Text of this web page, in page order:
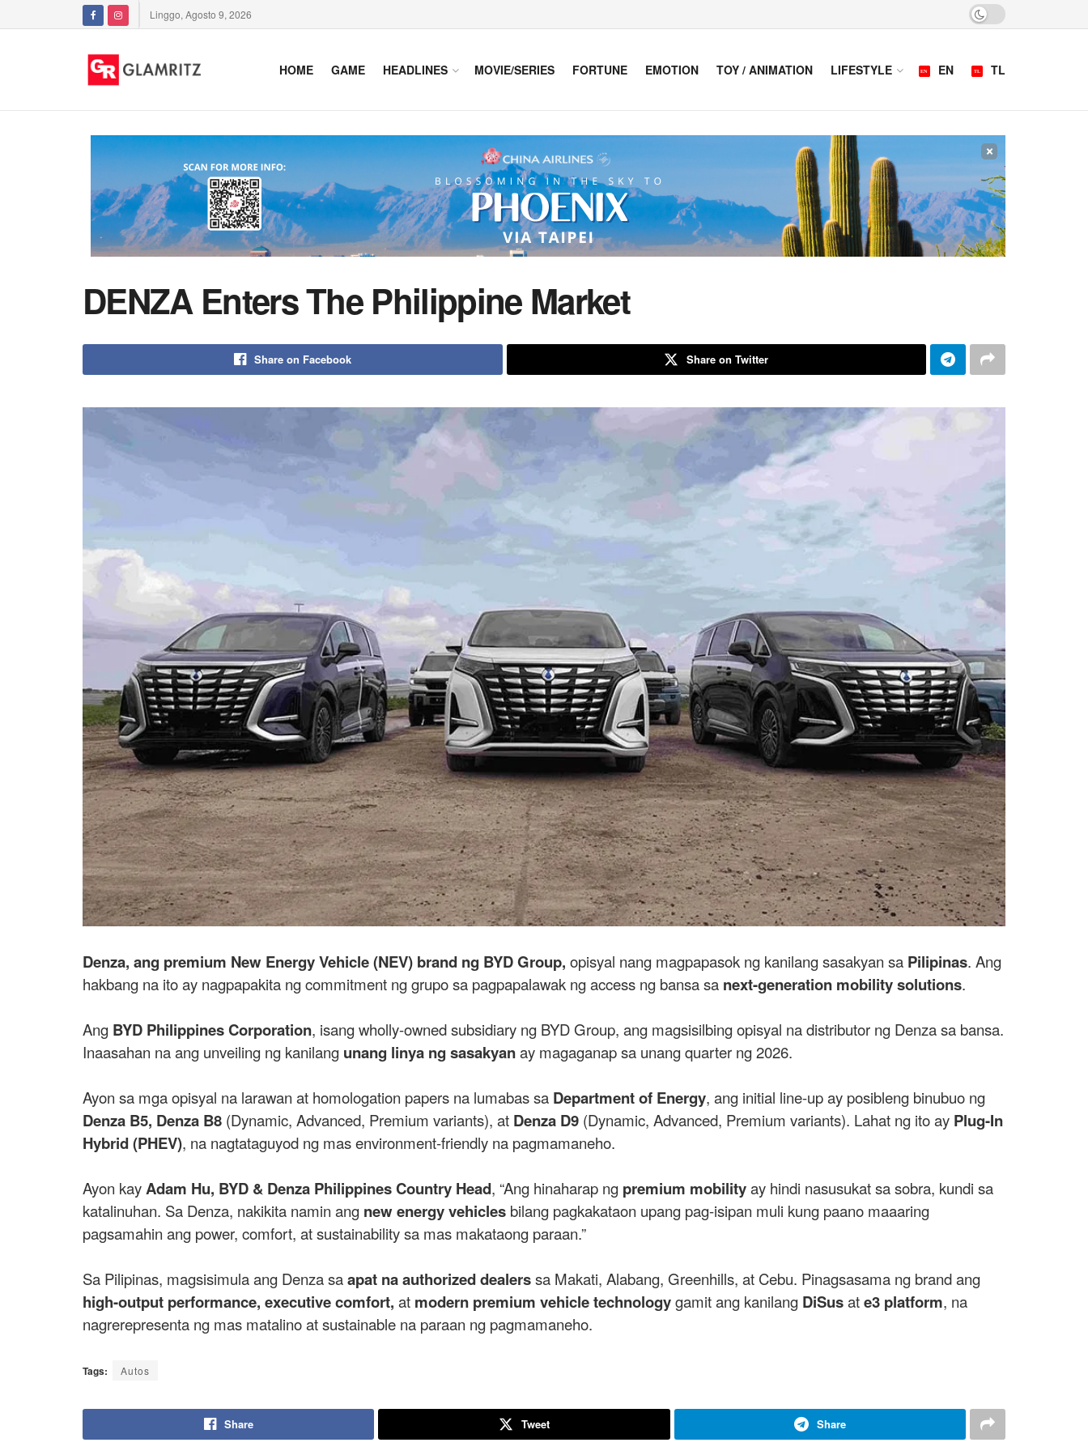
Linggo, Agosto 9, 2026
HOME GAME HEADLINES MOVIE/SERIES FORTUNE EMOTION TOY / ANIMATION LIFESTYLE EN TL
×
DENZA Enters The Philippine Market
Share on Facebook Share on Twitter
Denza, ang premium New Energy Vehicle (NEV) brand ng BYD Group, opisyal nang magpapasok ng kanilang sasakyan sa Pilipinas. Ang
hakbang na ito ay nagpapakita ng commitment ng grupo sa pagpapalawak ng access ng bansa sa next-generation mobility solutions.
Ang BYD Philippines Corporation, isang wholly-owned subsidiary ng BYD Group, ang magsisilbing opisyal na distributor ng Denza sa bansa.
Inaasahan na ang unveiling ng kanilang unang linya ng sasakyanay magaganap sa unang quarter ng 2026.
Ayon sa mga opisyal na larawan at homologation papers na lumabas sa Department of Energy, ang initial line-up ay posibleng binubuo ng
Denza B5, Denza B8 (Dynamic, Advanced, Premium variants), at Denza D9 (Dynamic, Advanced, Premium variants). Lahat ng ito ay Plug-In
Hybrid (PHEV), na nagtataguyod ng mas environment-friendly na pagmamaneho.
Ayon kayAdam Hu, BYD & Denza Philippines Country Head, “Ang hinaharap ng premium mobilityay hindi nasusukat sa sobra, kundi sa
katalinuhan. Sa Denza, nakikita namin ang new energy vehicles bilang pagkakataon upang pag-isipan muli kung paano maaaring
pagsamahin ang power, comfort, at sustainability sa mas makataong paraan.”
Sa Pilipinas, magsisimula ang Denza saapat na authorized dealerssa Makati, Alabang, Greenhills, at Cebu. Pinagsasama ng brand ang
high-output performance, executive comfort, at modern premium vehicle technologygamit ang kanilang DiSusate3 platform, na
nagrerepresenta ng mas matalino at sustainable na paraan ng pagmamaneho.
Tags: Autos
Share Tweet Share